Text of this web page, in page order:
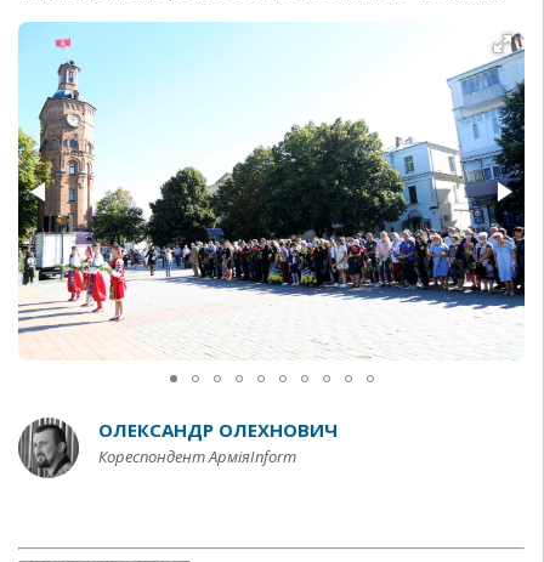
ОЛЕКСАНДР ОЛЕХНОВИЧ
Кореспондент АрміяInform